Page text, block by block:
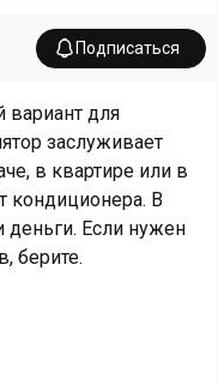
Подписаться
вариант для
заслуживает
в квартире или в
кондиционера. В
Если нужен
берите.